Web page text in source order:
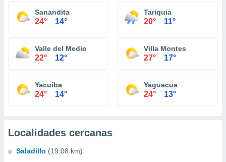
Sanandita
24° 14°
Tariquia
20° 11°
Valle del Medio
22° 12°
Villa Montes
27° 17°
Yacuíba
24° 14°
Yaguacua
24° 13°
Localidades cercanas
Saladillo (19.08 km)